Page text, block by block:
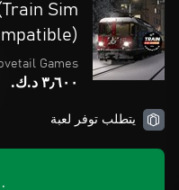
Sim
Games
٣٫٦٠٠ د.ك.‏
يتطلب توفر لعبة